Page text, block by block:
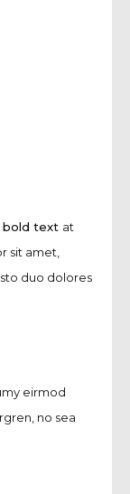
bold text at
sit amet,
duo dolores
eirmod
no sea